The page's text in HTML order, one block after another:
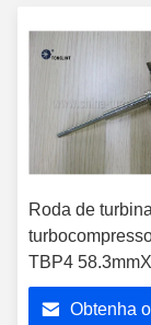
Roda de
TBP4
material do
Inconel713C
Obtenha